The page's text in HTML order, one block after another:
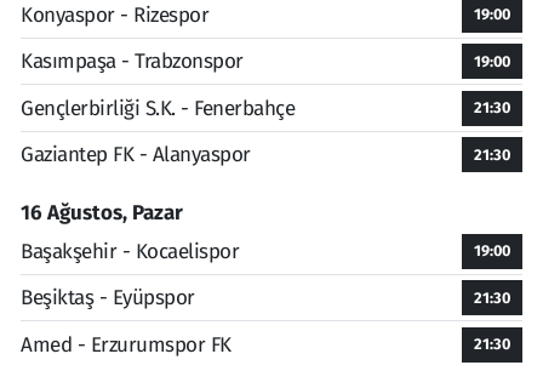
Konyaspor - Rizespor
19:00
Kasımpaşa - Trabzonspor 19:00
Gençlerbirliği S.K. - Fenerbahçe 21:30
Gaziantep FK - Alanyaspor 21:30
16 Ağustos, Pazar
Başakşehir - Kocaelispor
19:00
Beşiktaş - Eyüpspor 21:30
Amed - Erzurumspor FK 21:30